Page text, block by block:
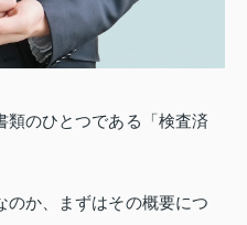
類のひとつである「検査済
のか、まずはその概要につ